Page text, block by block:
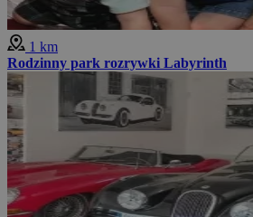
1 km
Rodzinny park rozrywki Labyrinth